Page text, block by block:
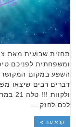
תחזית שבועית מאת
ומשפחתית לפניכם
השפע במקום המקושר
דברים רבים שיצאו
לכם לחזק …
קרא עוד »